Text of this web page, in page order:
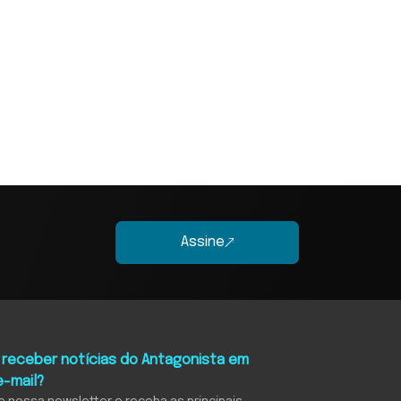
Assine
receber notícias do Antagonista em
mail?